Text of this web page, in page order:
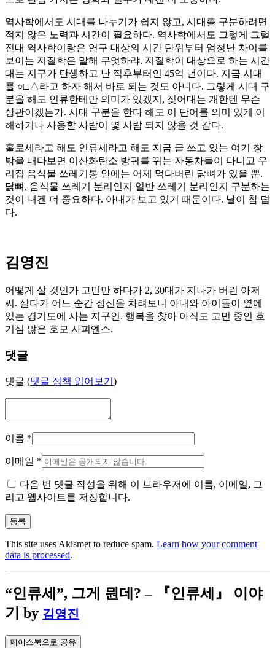
역사학에서도 시대를 나누기가 쉽지 않고, 시대를 구분하려면
적지 않은 노력과 시간이 필요하다. 역사학에서도 그렇게 그럴
진대 역사학이랑은 연구 대상의 시간 단위부터 엄청난 차이를
보이는 지질학은 말해 무엇하랴. 지질학이 대상으로 하는 시간
대는 지구가 탄생하고 난 직후부터인 45억 년이다. 지금 시대
를 ○□△라고 하자 해서 바로 되는 것도 아니다. 그렇게 시대 구
분을 해도 인류한테만 의미가 있겠지, 짖어대는 개한텐 무슨
상관이겠는가. 시대 구분을 한다 해도 이 단어를 의미 있게 이
해하거나 사용할 사람이 몇 사람 되지 않을 것 같다.
홀로세라고 해도 인류세라고 해도 지금 글 쓰고 있는 여기 창
밖을 내다보면 이산화탄소 방귀를 뀌는 자동차들이 다니고 우
리집 음식물 쓰레기통 안에는 어제 먹다버린 닭뼈가 있을 뿐.
닭뼈, 음식물 쓰레기 분리인지 일반 쓰레기 분리인지 구분하는
것이 내겐 더 중요하다. 아내가 보고 있기 때문이다. 날이 참 덥
다.
김영진
어떻게 살 것인가 고민만 하다가 2, 30대가 지나가 버린 아저
씨. 살다가 어느 순간 정신을 차려보니 아내와 아이들이 옆에
있는 경기도에 사는 지구인. 행복을 찾아 아직도 고민 중인 호
기심 많은 호모 사피엔스.
댓글
댓글 (댓글 정책 읽어보기 )
이름 *
이메일 *
다음 번 댓글 작성을 위해 이 브라우저에 이름, 이메일, 그
리고 웹사이트를 저장합니다.
This site uses Akismet to reduce spam. Learn how your comment
data is processed.
“인류세”, 그게 뭔데? – 『인류세』 이야
기 by 김영진
페이스북으로 공유